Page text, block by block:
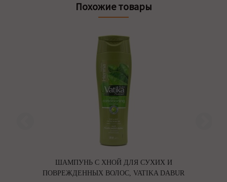
Похожие товары
ШАМПУНЬ С ХНОЙ ДЛЯ СУХИХ И
ПОВРЕЖДЕННЫХ ВОЛОС, VATIKA DABUR